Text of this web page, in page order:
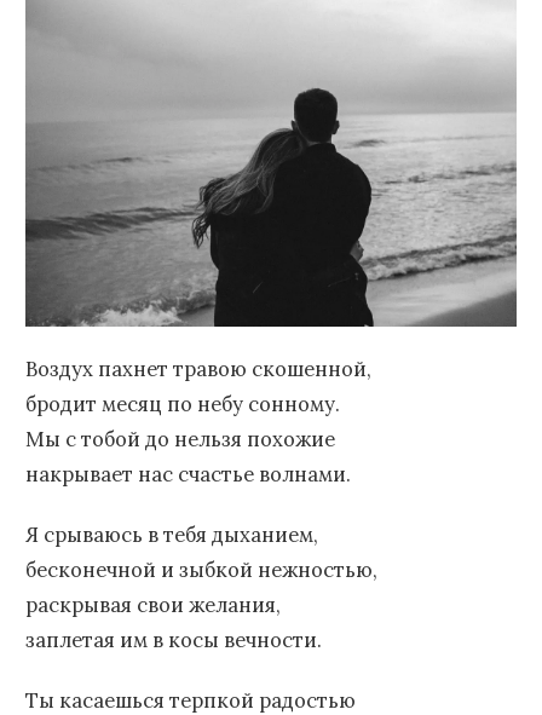
Воздух пахнет травою скошенной,
бродит месяц по небу сонному.
Мы с тобой до нельзя похожие
накрывает нас счастье волнами.
Я срываюсь в тебя дыханием,
бесконечной и зыбкой нежностью,
раскрывая свои желания,
заплетая им в косы вечности.
Ты касаешься терпкой радостью